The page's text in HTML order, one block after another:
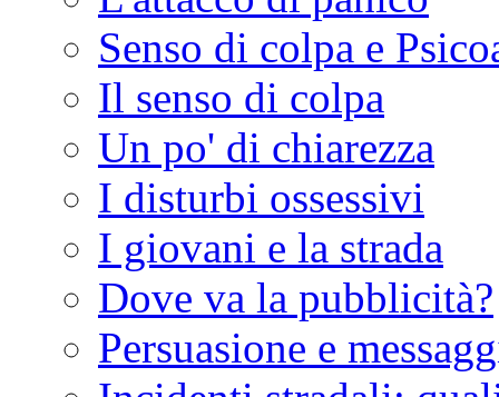
Senso di colpa e
Il senso di colpa
Un po' di chiarezza
I disturbi ossessivi
I giovani e la strada
Dove va la pubblicità?
Persuasione e